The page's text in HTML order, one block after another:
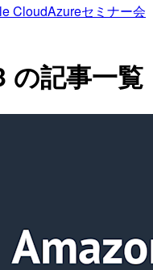
CloudAzureセミナー会
の記事一覧